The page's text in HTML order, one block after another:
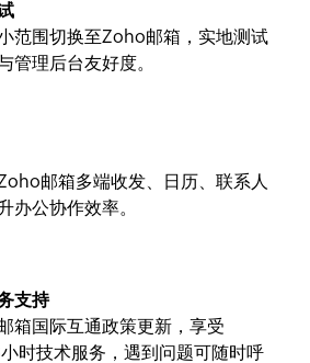
范围切换至Zoho邮箱，实地测试
管理后台友好度。
邮箱多端收发、日历、联系人
办公协作效率。
支持
箱国际互通政策更新，享受
时技术服务，遇到问题可随时呼